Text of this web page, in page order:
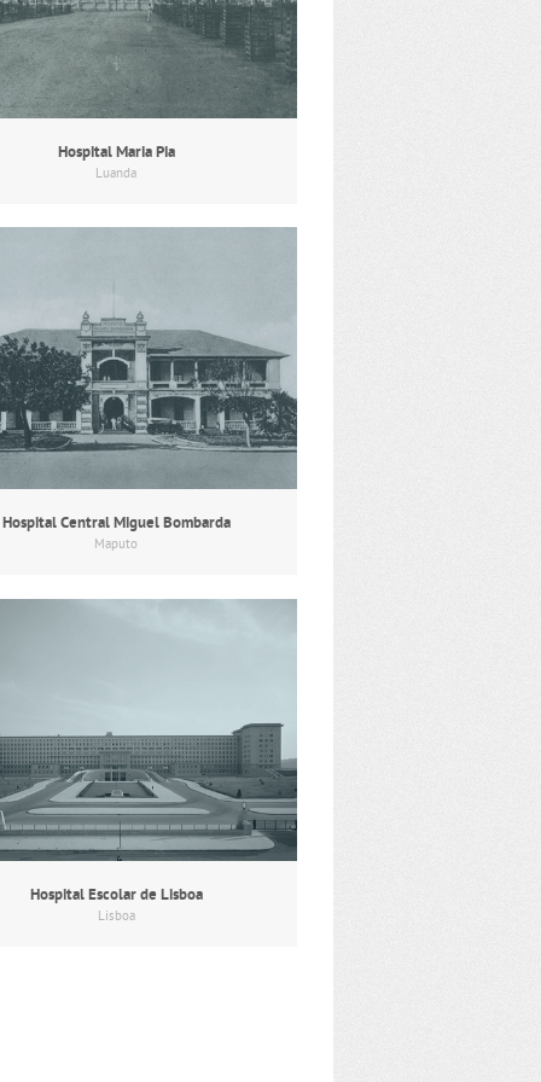
Hospital Maria Pia
Luanda
Hospital Central Miguel Bombarda
Maputo
Hospital Escolar de Lisboa
Lisboa